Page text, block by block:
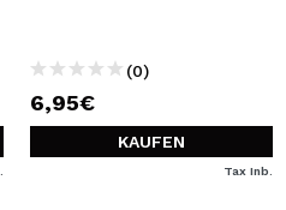
(0)
6,95€
KAUFEN
Tax Inb.